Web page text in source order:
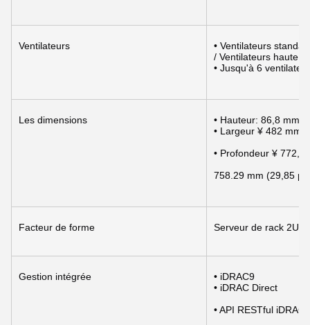
Ventilateurs
• Ventilateurs
/ Ventilateurs haute
• Jusqu'à 6
Les dimensions
• Hauteur: 86,8 mm
• Largeur ¥ 482 mm
• Profondeur ¥
758.29 mm (29,85
Facteur de forme Serveur de rack 2U
Gestion intégrée
• iDRAC9
• iDRAC Direct
• API RESTful